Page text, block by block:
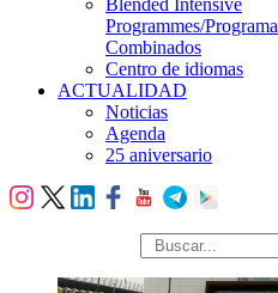
Programmes/
Combinados
Centro de idiomas
ACTUALIDAD
Noticias
Agenda
25 aniversario
búsqueda